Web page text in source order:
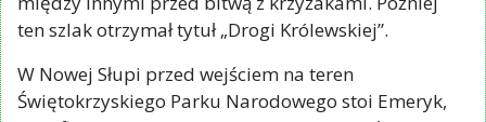
ten szlak otrzymał tytuł „Drogi Królewskiej”.
W Nowej Słupi przed wejściem na teren
Świętokrzyskiego Parku Narodowego stoi Emeryk,